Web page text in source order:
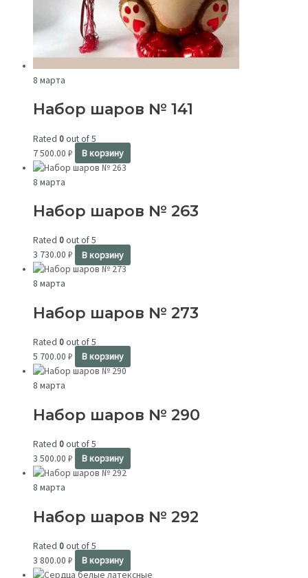
8 марта
Набор шаров № 141
Rated 0out of 5
7 500.00 ₽ В корзину
8 марта
Набор шаров № 263
Rated 0out of 5
3 730.00 ₽ В корзину
8 марта
Набор шаров № 273
Rated 0out of 5
5 700.00 ₽ В корзину
8 марта
Набор шаров № 290
Rated 0out of 5
3 500.00 ₽ В корзину
8 марта
Набор шаров № 292
Rated 0out of 5
3 800.00 ₽ В корзину